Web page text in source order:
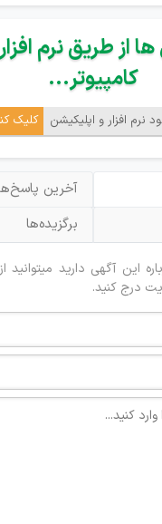
از طریق نرم
کامپیوتر...
نرم افزار و اپلیکیشن کلیک
آخرین
برگزیده‌ها
این آگهی دارید میتوانید
درج کنید.